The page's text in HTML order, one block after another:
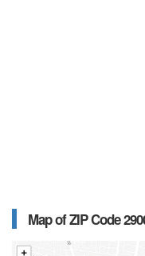
Map of ZIP Code